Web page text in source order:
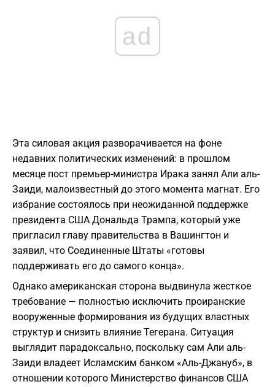
ad
Эта силовая акция разворачивается на фоне
недавних политических изменений: в прошлом
месяце пост премьер-министра Ирака занял Али аль-
Заиди, малоизвестный до этого момента магнат. Его
избрание состоялось при неожиданной поддержке
президента США Дональда Трампа, который уже
пригласил главу правительства в Вашингтон и
заявил, что Соединенные Штаты «готовы
поддерживать его до самого конца».
Однако американская сторона выдвинула жесткое
требование — полностью исключить проиранские
вооруженные формирования из будущих властных
структур и снизить влияние Тегерана. Ситуация
выглядит парадоксально, поскольку сам Али аль-
Заиди владеет Исламским банком «Аль-Джануб», в
отношении которого Министерство финансов США